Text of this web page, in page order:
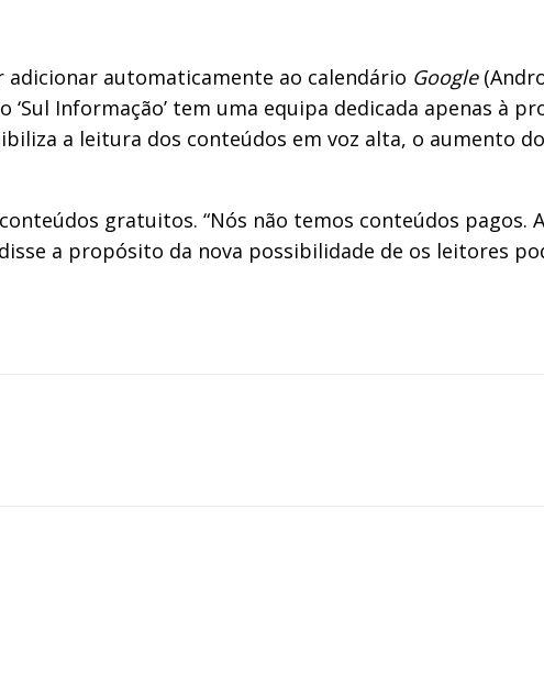
automaticamente ao calendário Google
Informação’ tem uma equipa dedicada apenas à
a leitura dos conteúdos em voz alta, o aumento
gratuitos. “Nós não temos conteúdos pagos.
a propósito da nova possibilidade de os leitores